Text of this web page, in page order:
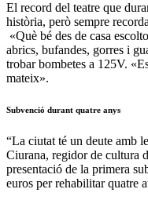
El record del teatre que
història, però sempre
«Què bé des de casa
abrics, bufandes, gorres i
trobar bombetes a 125V.
mateix».
Subvenció durant quatre anys
“La ciutat té un deute amb
Ciurana, regidor de cultura
presentació de la primera
euros per rehabilitar quatre